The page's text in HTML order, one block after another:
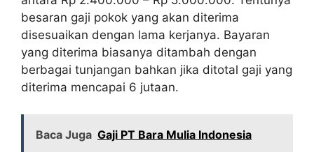
besaran gaji pokok yang akan diterima
disesuaikan dengan lama kerjanya. Bayaran
yang diterima biasanya ditambah dengan
berbagai tunjangan bahkan jika ditotal gaji yang
diterima mencapai 6 jutaan.
Baca Juga Gaji PT Bara Mulia Indonesia